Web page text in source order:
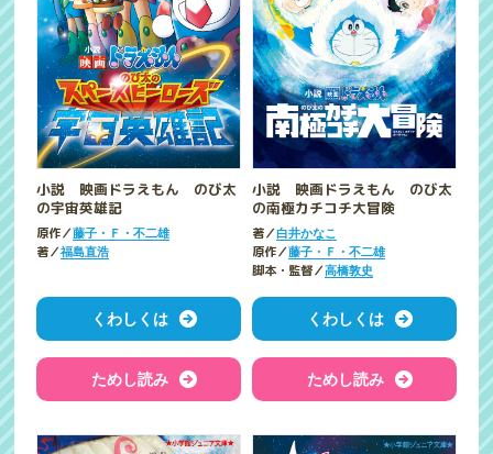
小説 映画ドラえもん のび太
の宇宙英雄記
原作／藤子・Ｆ・不二雄
著／福島直浩
くわしくは
ためし読み
小説 映画ドラえもん のび太
の南極カチコチ大冒険
著／白井かなこ
原作／藤子・Ｆ・不二雄
脚本・監督／高橋敦史
くわしくは
ためし読み